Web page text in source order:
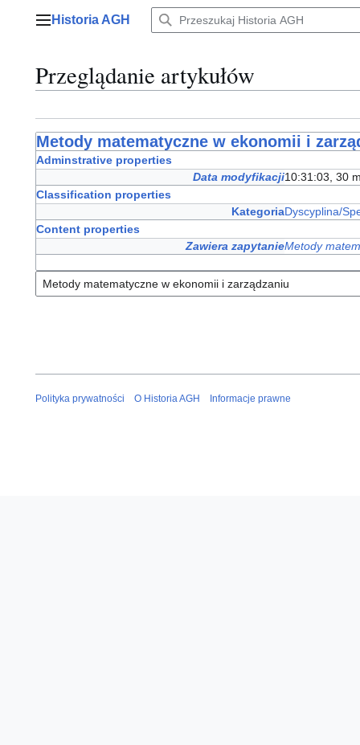
Menu główne
Historia AGH
Przeglądanie artykułów
Metody matematyczne w ekonomii i
Adminstrative properties
Data modyfikacji10:31:03, 30
Classification properties
KategoriaDyscyplina/
Content properties
Zawiera zapytanieMetody
Polityka prywatności O Historia AGH Informacje prawne